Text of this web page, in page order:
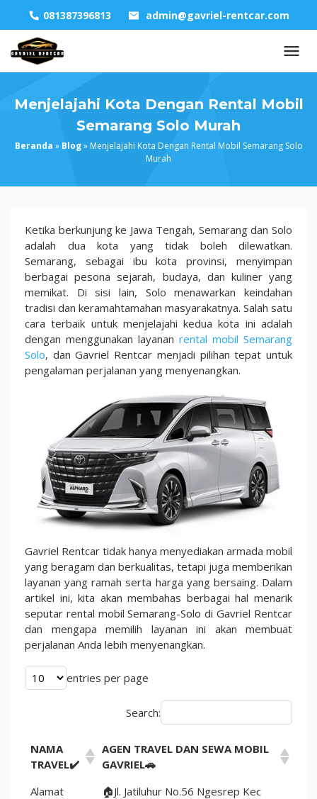
content
081387396813 admin@gavriel-rentcar.com
Menjelajahi Kota Dengan Rental Mobil
Semarang Solo Murah
Beranda » Blog» Menjelajahi Kota Dengan Rental Mobil Semarang Solo
Murah
Menjelajahi
Kota
Dengan
Rental
Mobil
Semarang
Solo
Murah
Ketika berkunjung ke Jawa Tengah, Semarang dan Solo
adalah dua kota yang tidak boleh dilewatkan.
Semarang, sebagai ibu kota provinsi, menyimpan
berbagai pesona sejarah, budaya, dan kuliner yang
memikat. Di sisi lain, Solo menawarkan keindahan
tradisi dan keramahtamahan masyarakatnya. Salah satu
cara terbaik untuk menjelajahi kedua kota ini adalah
dengan menggunakan layanan rental mobil Semarang
Solo, dan Gavriel Rentcar menjadi pilihan tepat untuk
pengalaman perjalanan yang menyenangkan.
Gavriel Rentcar tidak hanya menyediakan armada mobil
yang beragam dan berkualitas, tetapi juga memberikan
layanan yang ramah serta harga yang bersaing. Dalam
artikel ini, kita akan membahas berbagai hal menarik
seputar rental mobil Semarang-Solo di Gavriel Rentcar
dan mengapa memilih layanan ini akan membuat
perjalanan Anda lebih menyenangkan.
entries per page
Search:
NAMA
TRAVEL✔️
AGEN TRAVEL DAN SEWA MOBIL
GAVRIEL🚗
Alamat
🏠Jl. Jatiluhur No.56 Ngesrep Kec